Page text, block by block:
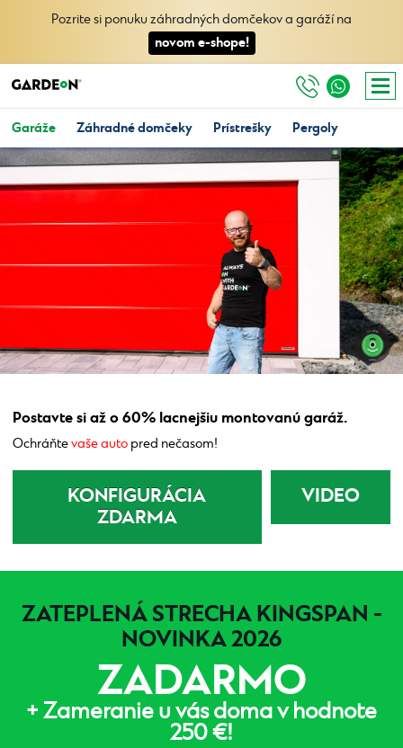
Pozrite si ponuku záhradných domčekov a garáží na
novom e-shope!
Garáže Záhradné domčeky Prístrešky Pergoly
Postavte si až o 60% lacnejšiu montovanú garáž.
Ochráňtevaše auto pred nečasom!
KONFIGURÁCIA
ZDARMA
VIDEO
ZATEPLENÁ STRECHA KINGSPAN -
NOVINKA 2026
ZADARMO
+ Zameranie u vás doma v hodnote
250 €!